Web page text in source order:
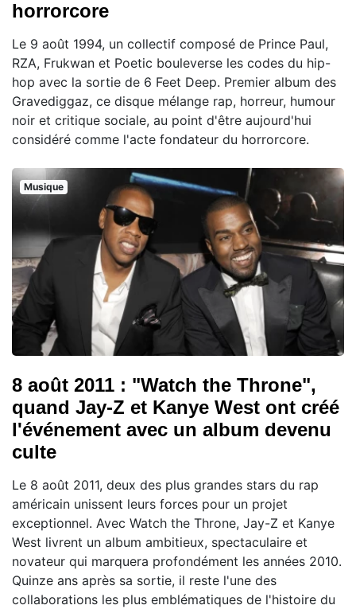
horrorcore
Le 9 août 1994, un collectif composé de Prince Paul,
RZA, Frukwan et Poetic bouleverse les codes du hip-
hop avec la sortie de 6 Feet Deep. Premier album des
Gravediggaz, ce disque mélange rap, horreur, humour
noir et critique sociale, au point d'être aujourd'hui
considéré comme l'acte fondateur du horrorcore.
Musique
8 août 2011 : "Watch the Throne",
quand Jay-Z et Kanye West ont créé
l'événement avec un album devenu
culte
Le 8 août 2011, deux des plus grandes stars du rap
américain unissent leurs forces pour un projet
exceptionnel. Avec Watch the Throne, Jay-Z et Kanye
West livrent un album ambitieux, spectaculaire et
novateur qui marquera profondément les années 2010.
Quinze ans après sa sortie, il reste l'une des
collaborations les plus emblématiques de l'histoire du